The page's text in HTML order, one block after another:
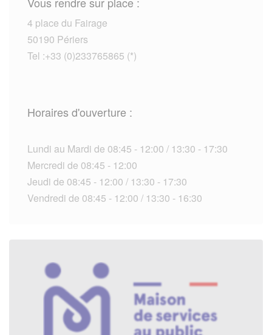
4 place du Fairage
50190 Périers
Tel :+33 (0)233765865 (*)
Horaires d'ouverture :
Lundi au Mardi de 08:45 - 12:00 / 13:30 - 17:30
Mercredi de 08:45 - 12:00
Jeudi de 08:45 - 12:00 / 13:30 - 17:30
Vendredi de 08:45 - 12:00 / 13:30 - 16:30